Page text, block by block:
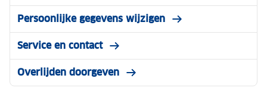
Persoonlijke gegevens wijzigen
Service en contact
Overlijden doorgeven